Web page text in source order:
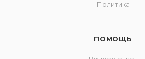
Политика
ПОМОЩЬ